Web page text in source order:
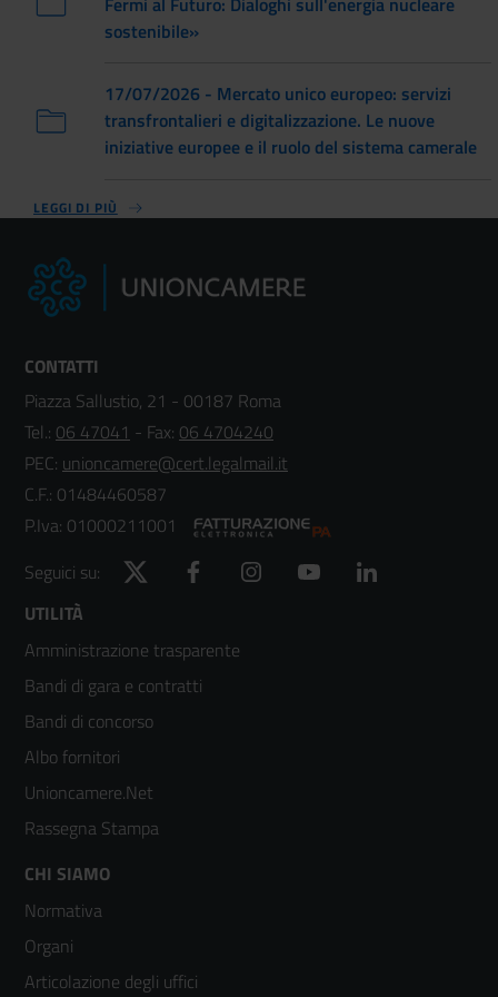
sostenibile»
17/07/2026 - Mercato unico europeo: servizi
transfrontalieri e digitalizzazione. Le nuove
iniziative europee e il ruolo del sistema camerale
LEGGI DI PIÙ
CONTATTI
Piazza Sallustio, 21 - 00187 Roma
Tel.: 06 47041 - Fax: 06 4704240
PEC: unioncamere@cert.legalmail.it
C.F.: 01484460587
P.Iva: 01000211001
Seguici su:
Twitter Facebook Instagram YouTube
Footer
menù
colonna
2
UTILITÀ
Amministrazione trasparente
Bandi di gara e contratti
Bandi di concorso
Albo fornitori
Unioncamere.Net
Rassegna Stampa
Footer
menù
colonna
CHI SIAMO
Normativa
Organi
Articolazione degli uffici